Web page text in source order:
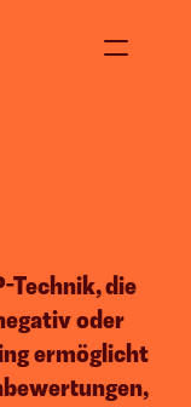
Technik, die
oder
ermöglicht